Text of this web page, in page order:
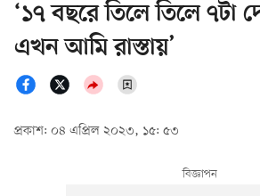
‘১৭ বছরে তিলে তিলে ৭টা
এখন আমি রাস্তায়’
প্রকাশ: ০৪ এপ্রিল ২০২৩, ১৫: ৫৩